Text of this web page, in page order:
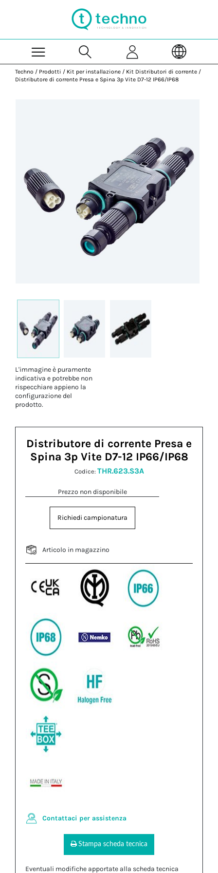
Techno / Prodotti / Kit per installazione / Kit Distributori di corrente /
Distributore di corrente Presa e Spina 3p Vite D7-12 IP66/IP68
L'immagine è puramente
indicativa e potrebbe non
rispecchiare appieno la
configurazione del
prodotto.
Distributore di corrente Presa e
Spina 3p Vite D7-12 IP66/IP68
Codice: THR.623.S3A
Prezzo non disponibile
Richiedi campionatura
Articolo in magazzino
Contattaci per assistenza
Stampa scheda tecnica
Eventuali modifiche apportate alla scheda tecnica